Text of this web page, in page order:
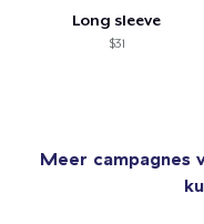
Long sleeve
$31
Meer campagnes